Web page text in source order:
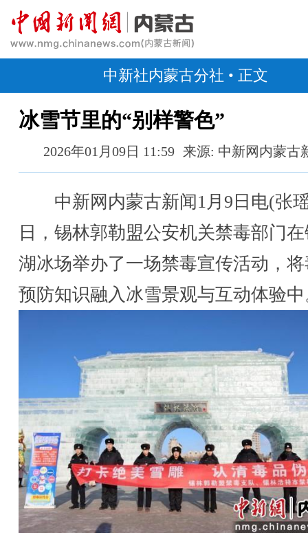
中新社内蒙古分社 • 正文
冰雪节里的“别样警色”
2026年01月09日 11:59 来源: 中新网内蒙古
中新网内蒙古新闻1月9日电(张
日，锡林郭勒盟公安机关禁毒部门
湖冰场举办了一场禁毒宣传活动，
预防知识融入冰雪景观与互动体验